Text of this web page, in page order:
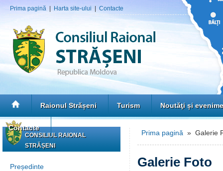
Prima pagină Harta site-ului Contacte
Raionul Strășeni Turism Noutăţi și
Contacte
CONSILIUL RAIONAL
STRĂȘENI
Președinte
Prima pagină » Galerie
Galerie Foto